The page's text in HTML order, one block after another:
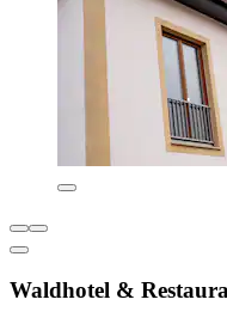
Waldhotel &